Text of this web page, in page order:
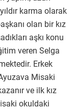
karma olarak
olan bir kız
aşkı konu
veren Selga
Erkek
Misaki
ve ilk kız
okuldaki